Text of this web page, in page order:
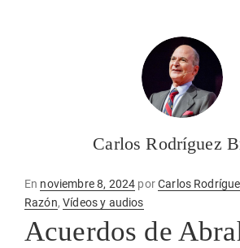
Carlos Rodríguez
En Publicado
en
noviembre 8, 2024 porCarlos
Razón,Vídeos y audios
Acuerdos de